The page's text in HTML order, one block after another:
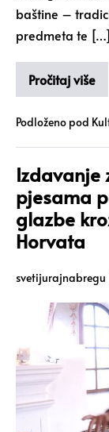
baštine –
predmeta te […]
Pročitaj više
Podloženo pod
Izdavanje
pjesama
glazbe
Horvata
svetijurajnabregu